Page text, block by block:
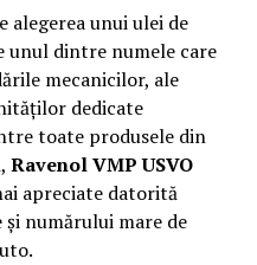
alegerea unui ulei de
unul dintre numele care
mecanicilor, ale
dedicate
toate produsele din
Ravenol VMP USVO
apreciate datorită
numărului mare de